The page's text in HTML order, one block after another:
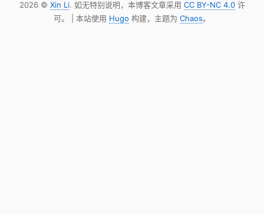
2026 © Xin Li. 如无特别说明，本博客文章采用 CC BY-NC 4.0许
可。 | 本站使用 Hugo 构建，主题为 Chaos。